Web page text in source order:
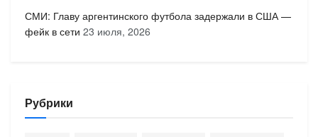
СМИ: Главу аргентинского футбола задержали в США —
фейк в сети 23 июля, 2026
Рубрики